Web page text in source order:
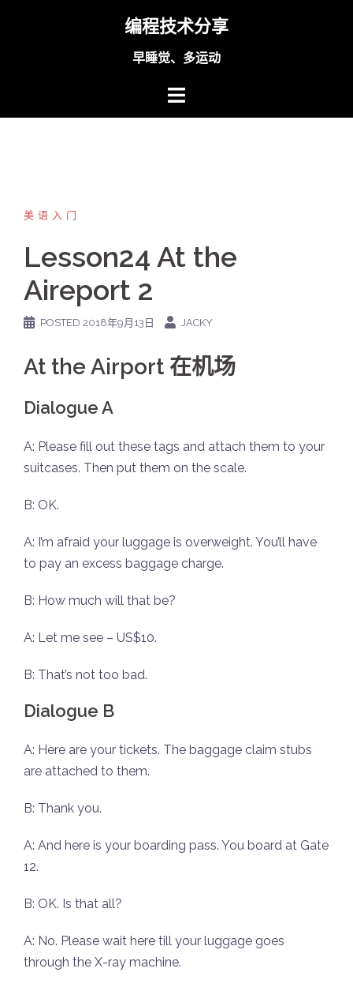
编程技术分享
早睡觉、多运动
美语入门
Lesson24 At the
Aireport 2
POSTED 2018年9月13日 JACKY
At the Airport 在机场
Dialogue A
A: Please fill out these tags and attach them to your
suitcases. Then put them on the scale.
B: OK.
A: I’m afraid your luggage is overweight. You’ll have
to pay an excess baggage charge.
B: How much will that be?
A: Let me see – US$10.
B: That’s not too bad.
Dialogue B
A: Here are your tickets. The baggage claim stubs
are attached to them.
B: Thank you.
A: And here is your boarding pass. You board at Gate
12.
B: OK. Is that all?
A: No. Please wait here till your luggage goes
through the X-ray machine.